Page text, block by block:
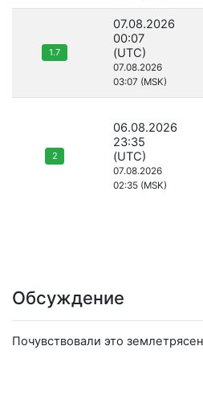
1.7
07.08.2026
00:07
(UTC)
07.08.2026
03:07 (MSK)
2
06.08.2026
23:35
(UTC)
07.08.2026
02:35 (MSK)
Обсуждение
Почувствовали это